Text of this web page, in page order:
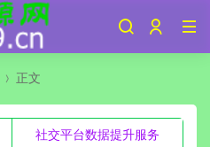
正文
社交平台数据提升服务